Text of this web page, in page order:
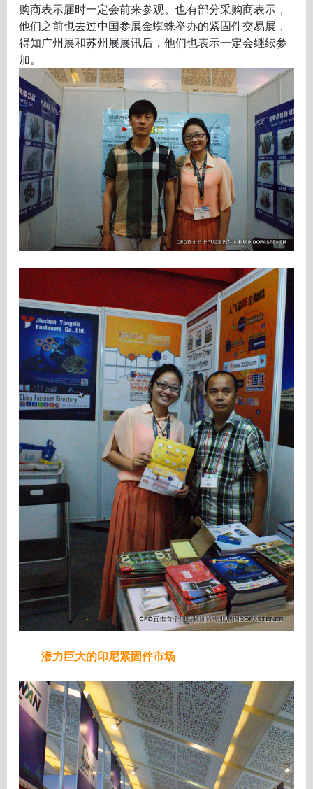
购商表示届时一定会前来参观。也有部分采购商表示，
他们之前也去过中国参展金蜘蛛举办的紧固件交易展，
得知广州展和苏州展展讯后，他们也表示一定会继续参
加。
潜力巨大的印尼紧固件市场